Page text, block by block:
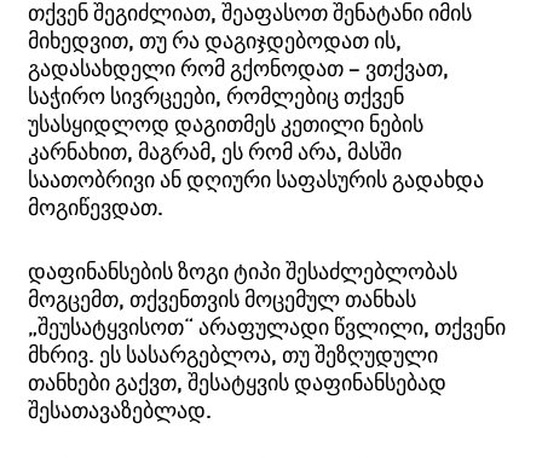
თქვენ შეგიძლიათ, შეაფასოთ შენატანი იმის
მიხედვით, თუ რა დაგიჯდებოდათ ის,
გადასახდელი რომ გქონოდათ – ვთქვათ,
საჭირო სივრცეები, რომლებიც თქვენ
უსასყიდლოდ დაგითმეს კეთილი ნების
კარნახით, მაგრამ, ეს რომ არა, მასში
საათობრივი ან დღიური საფასურის გადახდა
მოგიწევდათ.
დაფინანსების ზოგი ტიპი შესაძლებლობას
მოგცემთ, თქვენთვის მოცემულ თანხას
„შეუსატყვისოთ“ არაფულადი წვლილი, თქვენი
მხრივ. ეს სასარგებლოა, თუ შეზღუდული
თანხები გაქვთ, შესატყვის დაფინანსებად
შესათავაზებლად.